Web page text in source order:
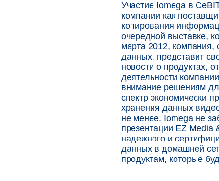
Участие Iomega в
компании как
копирования
очередной выставке,
марта 2012, компания,
данных, представит
новости о продуктах,
деятельности
внимание решениям
спектр экономически
хранения данных
не менее, Iomega не
презентации EZ Media
надежного и
данных в домашней
продуктам, которые